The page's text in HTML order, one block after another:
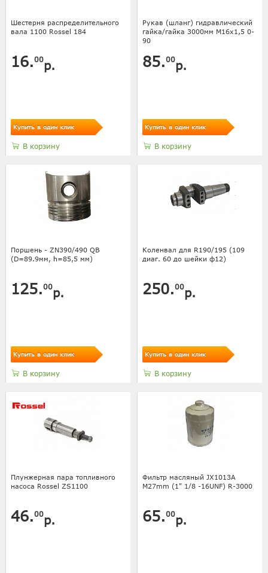
Шестерня распределительного
вала 1100 Rossel 184
16.00р.
Купить в один клик
В корзину
Рукав (шланг) гидравлический
гайка/гайка 3000мм M16x1,5 0-
90
85.00р.
Купить в один клик
В корзину
Поршень - ZN390/490 QB
(D=89.9мм, h=85,5 мм)
125.00р.
Купить в один клик
В корзину
Коленвал для R190/195 (109
диаг. 60 до шейки ф12)
250.00р.
Купить в один клик
В корзину
Плунжерная пара топливного
насоса Rossel ZS1100
46.00р.
Фильтр масляный JX1013A
M27mm (1" 1/8 -16UNF) R-3000
65.00р.